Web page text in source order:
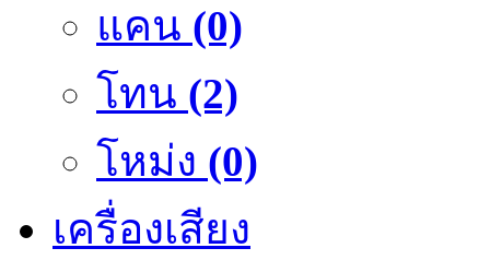
แคน (0)
โทน (2)
โหม่ง (0)
เครื่องเสียง